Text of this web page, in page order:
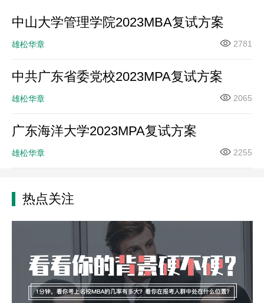
中山大学管理学院2023MBA复试方案
雄松华章 2781
中共广东省委党校2023MPA复试方案
雄松华章 2065
广东海洋大学2023MPA复试方案
雄松华章 2255
热点关注